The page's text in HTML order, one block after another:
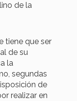
de la
tiene que ser
de su
la
segundas
de
realizar en